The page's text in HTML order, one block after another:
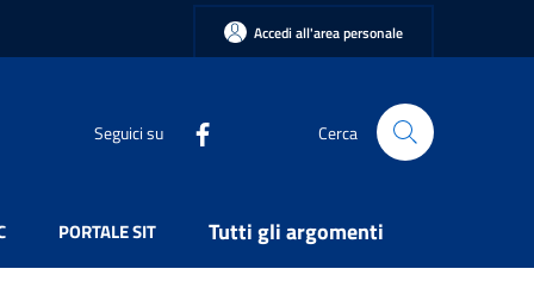
Accedi all'area personale
Seguici su Cerca
PORTALE SIT Tutti gli argomenti